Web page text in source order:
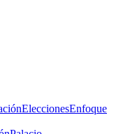
EleccionesEnfoque